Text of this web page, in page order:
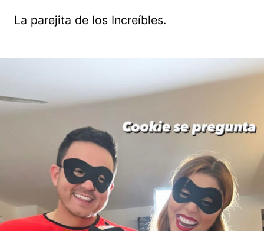
La parejita de los Increíbles.